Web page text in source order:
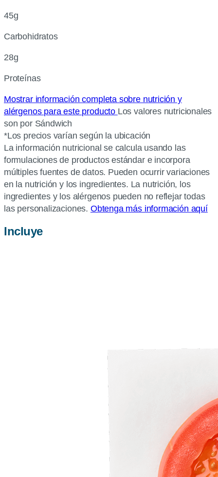
45g
Carbohidratos
28g
Proteínas
Mostrar información completa sobre nutrición y
alérgenos para este producto Los valores nutricionales
son por Sándwich
*Los precios varían según la ubicación
La información nutricional se calcula usando las
formulaciones de productos estándar e incorpora
múltiples fuentes de datos. Pueden ocurrir variaciones
en la nutrición y los ingredientes. La nutrición, los
ingredientes y los alérgenos pueden no reflejar todas
las personalizaciones. Obtenga más información aquí
Incluye